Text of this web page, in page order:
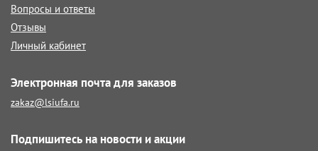
Вопросы и ответы
Отзывы
Личный кабинет
Электронная почта для заказов
zakaz@lsiufa.ru
Подпишитесь на новости и акции